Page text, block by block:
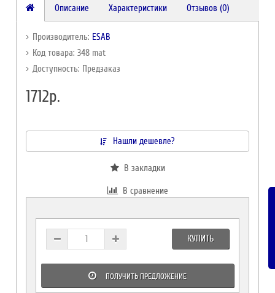
Описание Характеристики Отзывов (0)
Производитель: ESAB
Код товара: 348 mat
Доступность: Предзаказ
1712р.
Нашли дешевле?
В закладки
В сравнение
КУПИТЬ
ПОЛУЧИТЬ ПРЕДЛОЖЕНИЕ